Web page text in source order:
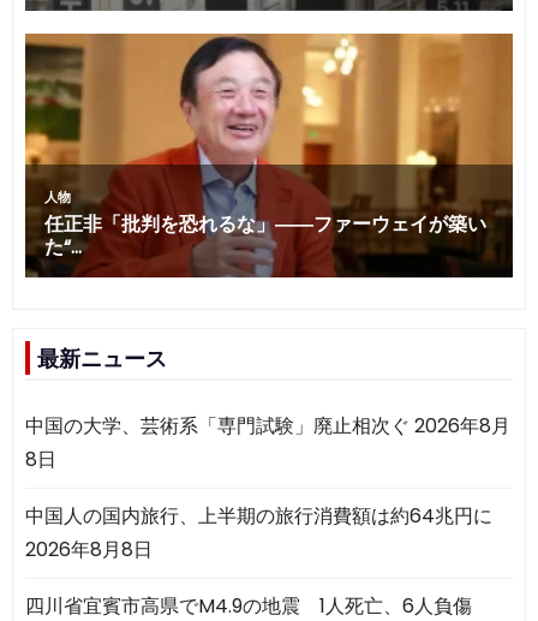
最新ニュース
中国の大学、芸術系「専門試験」廃止相次ぐ 2026年8月
8日
中国人の国内旅行、上半期の旅行消費額は約64兆円に
2026年8月8日
四川省宜賓市高県でM4.9の地震 1人死亡、6人負傷